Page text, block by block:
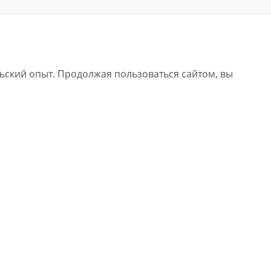
опыт. Продолжая пользоваться сайтом, вы